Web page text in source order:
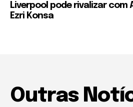
Liverpool pode rivalizar com
Ezri Konsa
Outras